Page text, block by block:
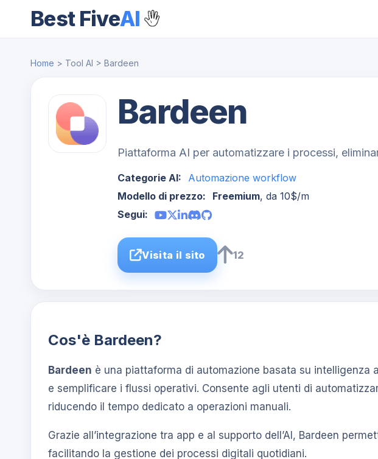
Best FiveAI
Home > Tool AI > Bardeen
Bardeen
Piattaforma AI per automatizzare i processi,
Categorie AI:
Automazione workflow
Modello di prezzo:
Freemium, da 10$/m
Segui:
Visita il sito 12
Cos'è Bardeen?
Bardeen è una piattaforma di automazione basata su
e semplificare i flussi operativi. Consente agli utenti di
riducendo il tempo dedicato a operazioni manuali.
Grazie all’integrazione tra app e al supporto dell’AI, Bardeen
facilitando la gestione dei processi digitali quotidiani.